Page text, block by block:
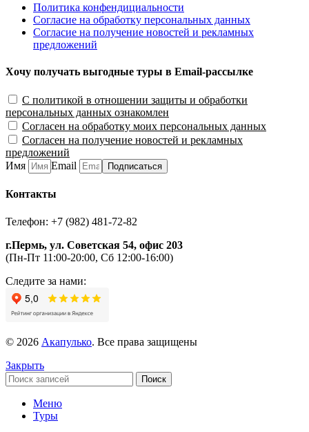
Политика конфендициальности
Согласие на обработку персональных данных
Согласие на получение новостей и рекламных
предложений
Хочу получать выгодные туры в Email-рассылке
С политикой в отношении защиты и обработки
персональных данных ознакомлен
Согласен на обработку моих персональных данных
Согласен на получение новостей и рекламных
предложений
Имя
Email Подписаться
Контакты
Телефон: +7 (982) 481-72-82
г.Пермь, ул. Советская 54, офис 203
(Пн-Пт 11:00-20:00, Сб 12:00-16:00)
Следите за нами:
© 2026 Акапулько. Все права защищены
Закрыть
Поиск
Меню
Туры